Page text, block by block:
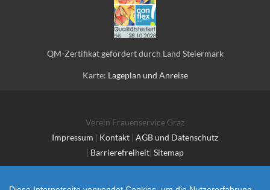
QM-Zertifikat gefördert durch Land Steiermark
Karte: Lageplan und Anreise
Verein Frauenservice Graz
Impressum | Kontakt | AGB und Datenschutz
| Barrierefreiheit| Sitemap